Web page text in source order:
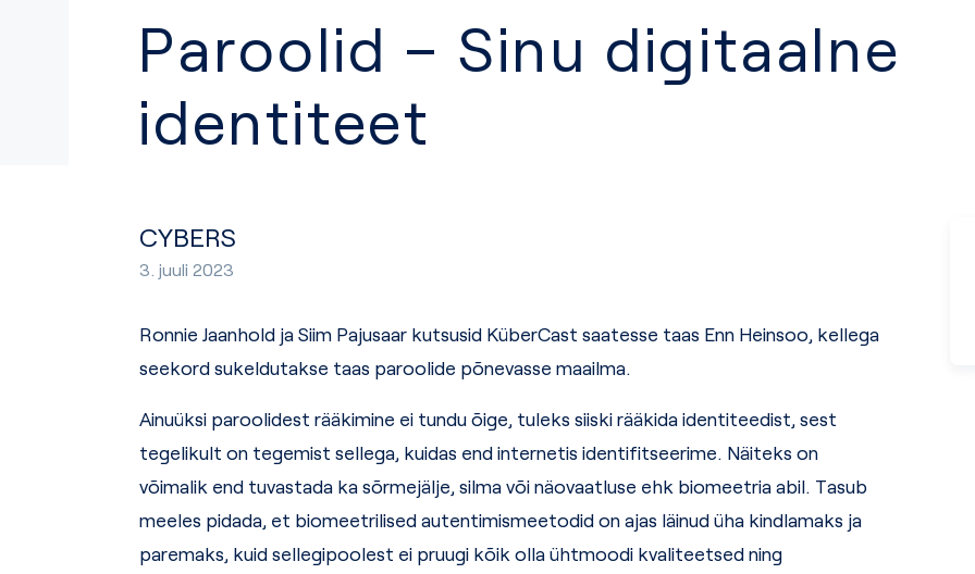
Paroolid – Sinu digitaalne
identiteet
CYBERS
3. juuli 2023
Ronnie Jaanhold ja Siim Pajusaar kutsusid KüberCast saatesse taas Enn Heinsoo, kellega
seekord sukeldutakse taas paroolide põnevasse maailma.
Ainuüksi paroolidest rääkimine ei tundu õige, tuleks siiski rääkida identiteedist, sest
tegelikult on tegemist sellega, kuidas end internetis identifitseerime. Näiteks on
võimalik end tuvastada ka sõrmejälje, silma või näovaatluse ehk biomeetria abil. Tasub
meeles pidada, et biomeetrilised autentimismeetodid on ajas läinud üha kindlamaks ja
paremaks, kuid sellegipoolest ei pruugi kõik olla ühtmoodi kvaliteetsed ning